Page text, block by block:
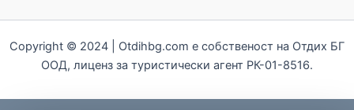
Copyright © 2024 | Otdihbg.com e собственост на Отдих БГ
ООД, лиценз за туристически агент РК-01-8516.